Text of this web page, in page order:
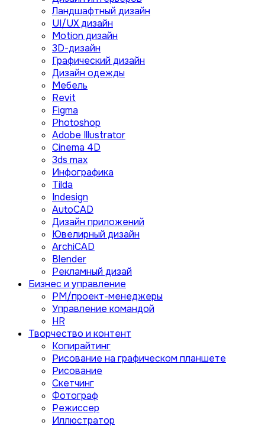
Ландшафтный дизайн
UI/UX дизайн
Motion дизайн
3D-дизайн
Графический дизайн
Дизайн одежды
Мебель
Revit
Figma
Photoshop
Adobe Illustrator
Сinema 4D
3ds max
Инфографика
Tilda
Indesign
AutoCAD
Дизайн приложений
Ювелирный дизайн
ArchiCAD
Blender
Рекламный дизай
Бизнес и управление
PM/проект-менеджеры
Управление командой
HR
Творчество и контент
Копирайтинг
Рисование на графическом планшете
Рисование
Скетчинг
Фотограф
Режиссер
Иллюстратор